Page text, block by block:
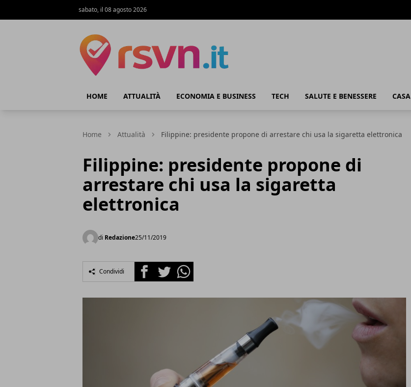
sabato, il 08 agosto 2026
HOME ATTUALITÀ ECONOMIA E BUSINESS TECH SALUTE E BENESSERE CASA
Home Attualità Filippine: presidente propone di arrestare chi usa la sigaretta elettronica
Filippine: presidente propone di
arrestare chi usa la sigaretta
elettronica
di Redazione25/11/2019
Condividi FacebookTwitterWhatsapp